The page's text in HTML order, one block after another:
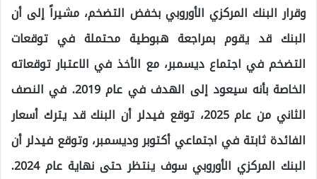
وقرار البنك المركزي الأوروبي بخفض التضخم، مشيراً إلى أن
البنك قد يقوم بمراجعة هبوطية محتملة في توقعات
التضخم في اجتماع ديسمبر، مع الأخذ في الاعتبار توقعاته
الخاصة بأنه سيعود إلى الهدف في عام 2019. في النصف
الثاني من عام 2025، توقع فيدلر أن البنك قد يترك أسعار
الفائدة ثابتة في اجتماعي أكتوبر وديسمبر، وتوقع فيدلر أن
البنك المركزي الأوروبي سوف ينتظر حتى نهاية عام 2024.